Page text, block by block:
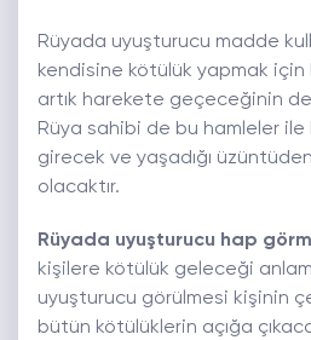
Rüyada uyuşturucu madde
kendisine kötülük yapmak
artık harekete geçeceğinin
Rüya sahibi de bu hamleler
girecek ve yaşadığı
olacaktır.
Rüyada uyuşturucu hap
kişilere kötülük geleceği
uyuşturucu görülmesi kişinin
bütün kötülüklerin açığa